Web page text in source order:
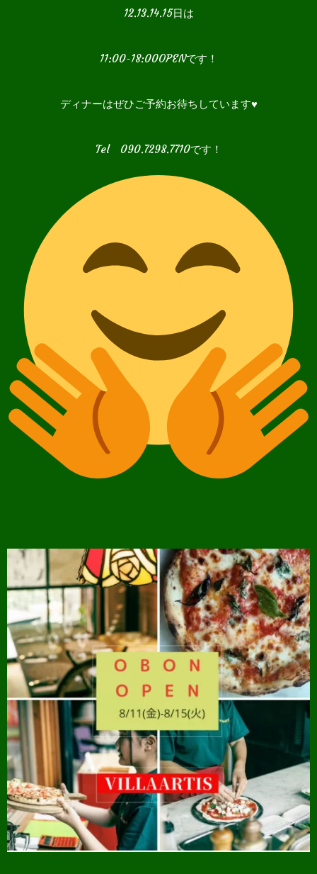
12.13.14.15日は
11:00-18:00OPENです！
ディナーはぜひご予約お待ちしています♥
Tel 090.7298.7710です！